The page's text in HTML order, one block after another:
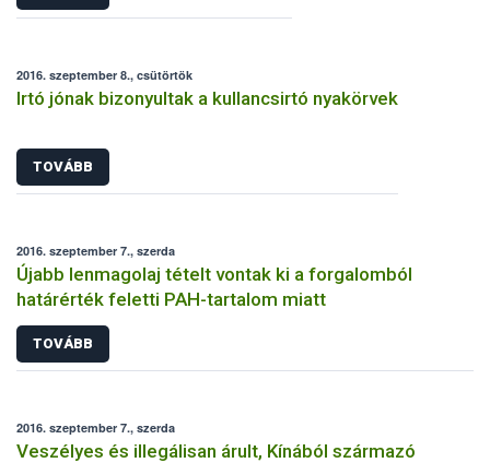
2016. szeptember 8., csütörtök
Irtó jónak bizonyultak a kullancsirtó nyakörvek
TOVÁBB
2016. szeptember 7., szerda
Újabb lenmagolaj tételt vontak ki a forgalomból
határérték feletti PAH-tartalom miatt
TOVÁBB
2016. szeptember 7., szerda
Veszélyes és illegálisan árult, Kínából származó